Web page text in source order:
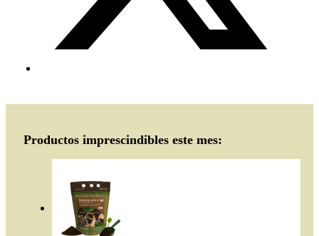
Productos imprescindibles este mes: